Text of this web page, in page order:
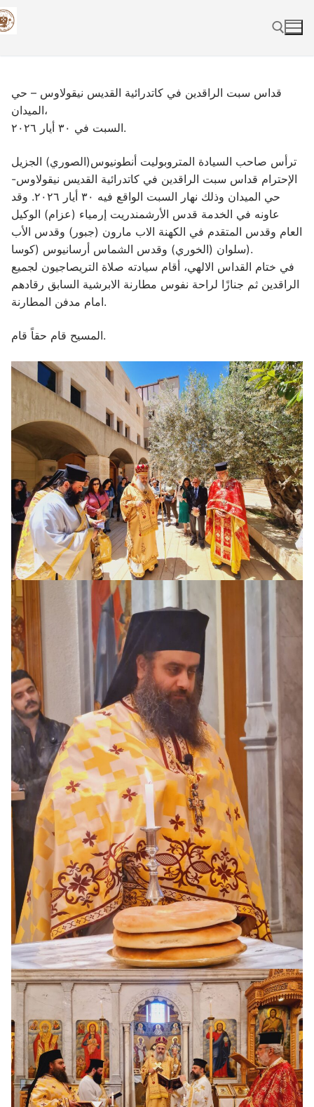
Skip
to
Search for:
قداس سبت الراقدين في كاتدرائية القديس نيقولاوس – حي
الميدان،
السبت في ٣٠ أيار ٢٠٢٦.
ترأس صاحب السيادة المتروبوليت أنطونيوس(الصوري) الجزيل
الإحترام قداس سبت الراقدين في كاتدرائية القديس نيقولاوس-
حي الميدان وذلك نهار السبت الواقع فيه ٣٠ أيار ٢٠٢٦. وقد
عاونه في الخدمة قدس الأرشمندريت إرمياء (عزام) الوكيل
العام وقدس المتقدم في الكهنة الاب مارون (جبور) وقدس الأب
سلوان (الخوري) وقدس الشماس أرسانيوس (كوسا).
في ختام القداس الالهي، أقام سيادته صلاة التريصاجيون لجميع
الراقدين ثم جنازًا لراحة نفوس مطارنة الابرشية السابق رقادهم
امام مدفن المطارنة.
المسيح قام حقاً قام.